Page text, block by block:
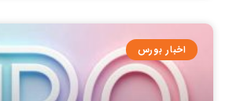
اخبار بورس